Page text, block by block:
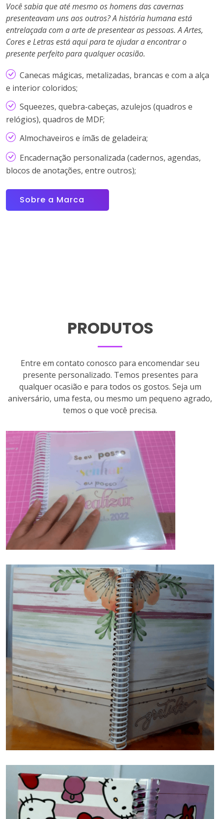
Você sabia que até mesmo os homens das cavernas
presenteavam uns aos outros? A história humana está
entrelaçada com a arte de presentear as pessoas. A Artes,
Cores e Letras está aqui para te ajudar a encontrar o
presente perfeito para qualquer ocasião.
Canecas mágicas, metalizadas, brancas e com a alça
e interior coloridos;
Squeezes, quebra-cabeças, azulejos (quadros e
relógios), quadros de MDF;
Almochaveiros e ímãs de geladeira;
Encadernação personalizada (cadernos, agendas,
blocos de anotações, entre outros);
Sobre a Marca
PRODUTOS
Entre em contato conosco para encomendar seu
presente personalizado. Temos presentes para
qualquer ocasião e para todos os gostos. Seja um
aniversário, uma festa, ou mesmo um pequeno agrado,
temos o que você precisa.